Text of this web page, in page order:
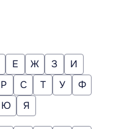
Е Ж З
И
Р С Т У
Ф
Ю Я